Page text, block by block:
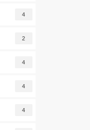
4
2
4
4
4